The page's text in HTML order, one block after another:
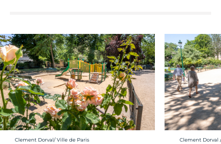
Crédit photo :
Clement Dorval/ Ville de Paris Crédit photo :
Clement Dorval